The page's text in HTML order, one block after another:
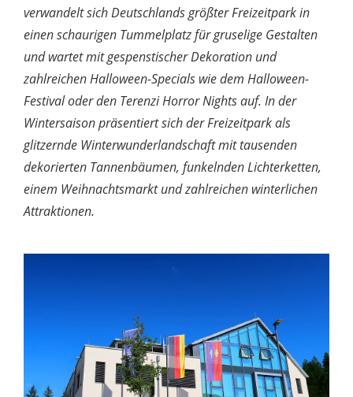
verwandelt sich Deutschlands größter Freizeitpark in
einen schaurigen Tummelplatz für gruselige Gestalten
und wartet mit gespenstischer Dekoration und
zahlreichen Halloween-Specials wie dem Halloween-
Festival oder den Terenzi Horror Nights auf. In der
Wintersaison präsentiert sich der Freizeitpark als
glitzernde Winterwunderlandschaft mit tausenden
dekorierten Tannenbäumen, funkelnden Lichterketten,
einem Weihnachtsmarkt und zahlreichen winterlichen
Attraktionen.